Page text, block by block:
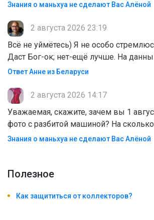
Знания о маньхуа не сделают Вас Алëной
2 августа 2026 23:19
Всё не уймётесь) Я не особо
Даст Бог-ок; нет-ещё лучше. На
Ответ Анне из Беларуси
2 августа 2026 14:17
Уважаемая, скажите, зачем вы 1
фото с разбитой машиной? На
Знания о маньхуа не сделают Вас Алëной
Полезноe
Как защититься от коллекторов?